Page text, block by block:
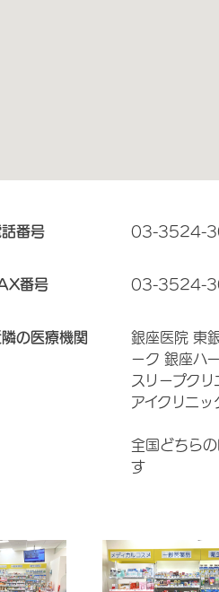
番号 03-3524-
番号 03-3524-
の医療機関
銀座医院 東
ーク 銀座ハ
スリープク
アイクリニッ
全国どちら
す